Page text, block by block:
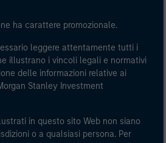
ha carattere promozionale.
leggere attentamente tutti i
illustrano i vincoli legali e normativi
delle informazioni relative ai
Stanley Investment
in questo sito Web non siano
o a qualsiasi persona. Per